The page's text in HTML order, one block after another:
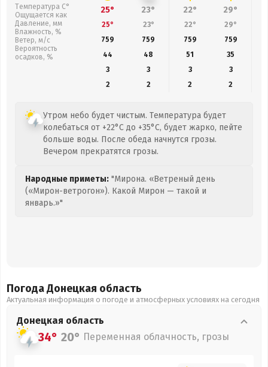
Температура С°
Ощущается как
Давление, мм
Влажность, %
Ветер, м/с
Вероятность
осадков, %
25° 23° 22° 29°
25° 23° 22° 29°
759
759 759 759
44
48 51 35
3
3 3
3
2
2 2 2
Утром небо будет чистым. Температура будет
колебаться от +22°C до +35°C, будет жарко, пейте
больше воды. После обеда начнутся грозы.
Вечером прекратятся грозы.
Народные приметы: "Мирона. «Ветреный день
(«Мирон-ветрогон»). Какой Мирон — такой и
январь.»"
Погода Донецкая область
Актуальная информация о погоде и атмосферных условиях на сегодня
Донецкая область
34° 20° Переменная облачность, грозы